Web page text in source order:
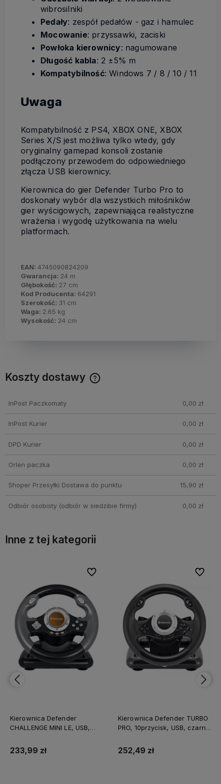
wibrosilniki
Pedały: zespół pedałów - gaz i hamulec
Mocowanie: przyssawki, zaciski
Powłoka kierownicy: nagumowane
Długość kabla: 2 ±5% m
Kompatybilność: Windows 7 / 8 / 10 / 11
Uwaga
Kompatybilność z PS4, XBOX ONE, XBOX
Series X/S jest możliwa tylko wtedy, gdy
oryginalny gamepad konsoli zostanie
podłączony przewodem do odpowiedniego
złącza USB kierownicy.
Kierownica do gier Defender Turbo Pro to
doskonały wybór dla wszystkich miłośników
gier wyścigowych, zapewniająca realistyczne
wrażenia i wygodę użytkowania na wielu
platformach.
EAN: 4745090824209
Gwarancja: 24 m
Głębokość: 27 cm
Kod Producenta: 64291
Szerokość: 31 cm
Waga: 2.65 kg
Wysokość: 24 cm
Koszty dostawy
InPost Paczkomaty 0,00 zł
InPost Kurier 0,00 zł
DPD Kurier 0,00 zł
Orlen paczka 0,00 zł
Shoper Przesyłki Dostawa do punktu 15,90 zł
Odbiór osobisty(odbiór w siedzibie firmy) 0,00 zł
Inne z tej kategorii
Kierownica Defender TURBO
PRO, 10przycisk, USB, czarny,
One,Xbox Series
X/S,Nintendo Switc
252,49 zł
Do ulubionych
Do ulubionych
Kierownica Genius GX
Gaming SpeedMaster X2,
dźwignią zmiany biegów,
13przycisk, USB, czarny
604,99 zł
Do
Do